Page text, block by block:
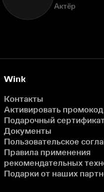
Актёр
Wink
Контакты
Активировать промокод
Подарочный
Документы
Пользовательское
Правила применения
рекомендательных
Подарки от наших